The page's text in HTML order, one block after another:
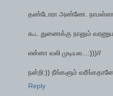
தண்டோரா அண்ணே.
கூட துணைக்கு நானும்
என்னா வலி முடியல...:)))//
நன்றி:)) நீங்களும்
Reply